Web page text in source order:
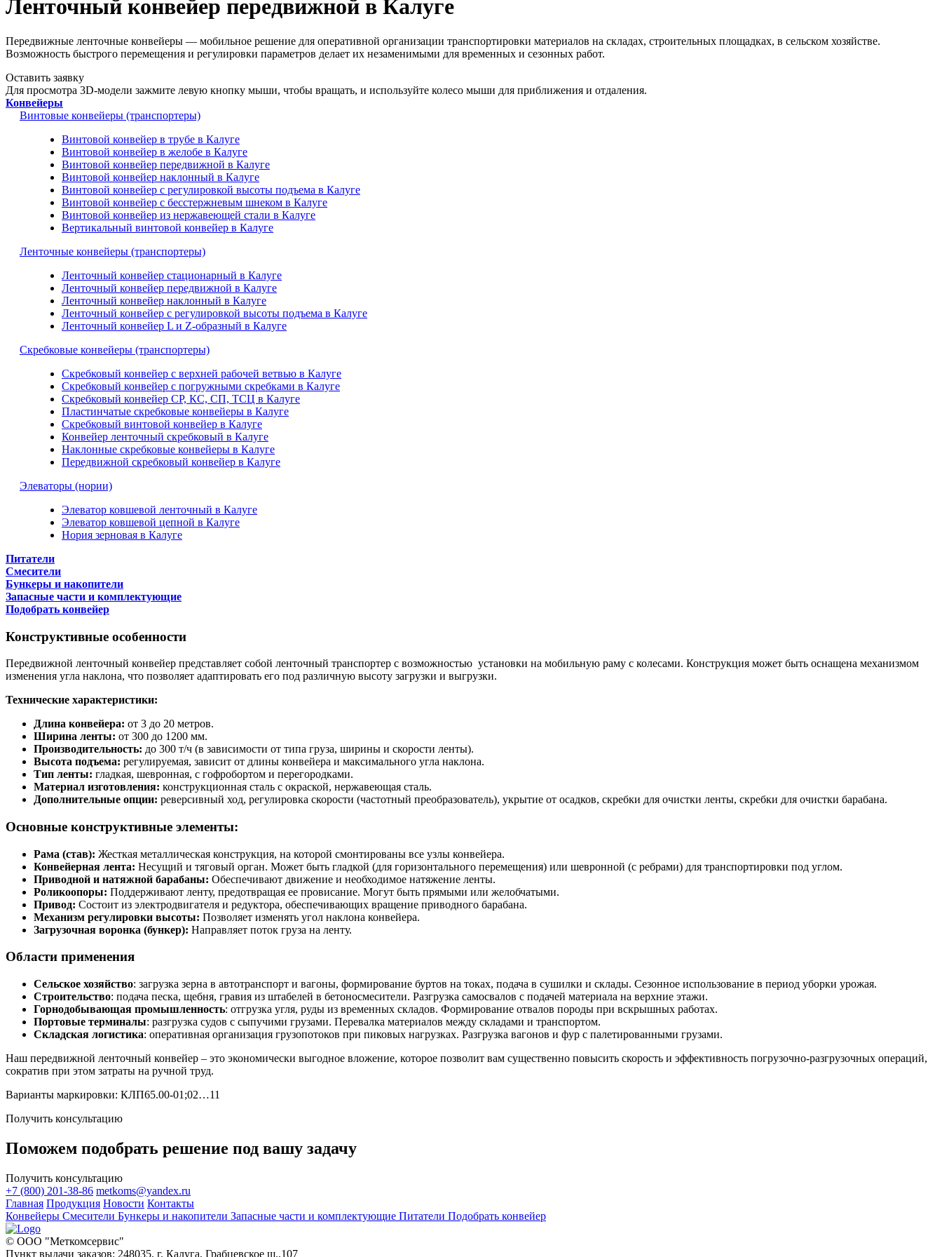
Ленточный конвейер передвижной в Калуге
Передвижные ленточные конвейеры — мобильное решение для оперативной организации транспортировки материалов на складах, строительных площадках, в сельском хозяйстве.
Возможность быстрого перемещения и регулировки параметров делает их незаменимыми для временных и сезонных работ.
Оставить заявку
Для просмотра 3D-модели зажмите левую кнопку мыши, чтобы вращать, и используйте колесо мыши для приближения и отдаления.
Конвейеры
Винтовые конвейеры (транспортеры)
Винтовой конвейер в трубе в Калуге
Винтовой конвейер в желобе в Калуге
Винтовой конвейер передвижной в Калуге
Винтовой конвейер наклонный в Калуге
Винтовой конвейер с регулировкой высоты подъема в Калуге
Винтовой конвейер с бесстержневым шнеком в Калуге
Винтовой конвейер из нержавеющей стали в Калуге
Вертикальный винтовой конвейер в Калуге
Ленточные конвейеры (транспортеры)
Ленточный конвейер стационарный в Калуге
Ленточный конвейер передвижной в Калуге
Ленточный конвейер наклонный в Калуге
Ленточный конвейер с регулировкой высоты подъема в Калуге
Ленточный конвейер L и Z-образный в Калуге
Скребковые конвейеры (транспортеры)
Скребковый конвейер с верхней рабочей ветвью в Калуге
Скребковый конвейер с погружными скребками в Калуге
Скребковый конвейер СР, КС, СП, ТСЦ в Калуге
Пластинчатые скребковые конвейеры в Калуге
Скребковый винтовой конвейер в Калуге
Конвейер ленточный скребковый в Калуге
Наклонные скребковые конвейеры в Калуге
Передвижной скребковый конвейер в Калуге
Элеваторы (нории)
Элеватор ковшевой ленточный в Калуге
Элеватор ковшевой цепной в Калуге
Нория зерновая в Калуге
Питатели
Смесители
Бункеры и накопители
Запасные части и комплектующие
Подобрать конвейер
Конструктивные особенности
Передвижной ленточный конвейер представляет собой ленточный транспортер с возможностью установки на мобильную раму с колесами. Конструкция может быть оснащена механизмом
изменения угла наклона, что позволяет адаптировать его под различную высоту загрузки и выгрузки.
Технические характеристики:
Длина конвейера: от 3 до 20 метров.
Ширина ленты: от 300 до 1200 мм.
Производительность: до 300 т/ч (в зависимости от типа груза, ширины и скорости ленты).
Высота подъема: регулируемая, зависит от длины конвейера и максимального угла наклона.
Тип ленты: гладкая, шевронная, с гофробортом и перегородками.
Материал изготовления: конструкционная сталь с окраской, нержавеющая сталь.
Дополнительные опции: реверсивный ход, регулировка скорости (частотный преобразователь), укрытие от осадков, скребки для очистки ленты, скребки для очистки барабана.
Основные конструктивные элементы:
Рама (став): Жесткая металлическая конструкция, на которой смонтированы все узлы конвейера.
Конвейерная лента: Несущий и тяговый орган. Может быть гладкой (для горизонтального перемещения) или шевронной (с ребрами) для транспортировки под углом.
Приводной и натяжной барабаны: Обеспечивают движение и необходимое натяжение ленты.
Роликоопоры: Поддерживают ленту, предотвращая ее провисание. Могут быть прямыми или желобчатыми.
Привод: Состоит из электродвигателя и редуктора, обеспечивающих вращение приводного барабана.
Механизм регулировки высоты: Позволяет изменять угол наклона конвейера.
Загрузочная воронка (бункер): Направляет поток груза на ленту.
Области применения
Сельское хозяйство: загрузка зерна в автотранспорт и вагоны, формирование буртов на токах, подача в сушилки и склады. Сезонное использование в период уборки урожая.
Строительство: подача песка, щебня, гравия из штабелей в бетоносмесители. Разгрузка самосвалов с подачей материала на верхние этажи.
Горнодобывающая промышленность: отгрузка угля, руды из временных складов. Формирование отвалов породы при вскрышных работах.
Портовые терминалы: разгрузка судов с сыпучими грузами. Перевалка материалов между складами и транспортом.
Складская логистика: оперативная организация грузопотоков при пиковых нагрузках. Разгрузка вагонов и фур с палетированными грузами.
Наш передвижной ленточный конвейер – это экономически выгодное вложение, которое позволит вам существенно повысить скорость и эффективность погрузочно-разгрузочных операций,
сократив при этом затраты на ручной труд.
Варианты маркировки: КЛП65.00-01;02…11
Получить консультацию
Поможем подобрать решение под вашу задачу
Получить консультацию
+7 (800) 201-38-86 metkoms@yandex.ru
Главная Продукция Новости Контакты
Конвейеры Смесители Бункеры и накопители Запасные части и комплектующие Питатели Подобрать конвейер
© ООО "Меткомсервис"
Пункт выдачи заказов: 248035, г. Калуга, Грабцевское ш.,107